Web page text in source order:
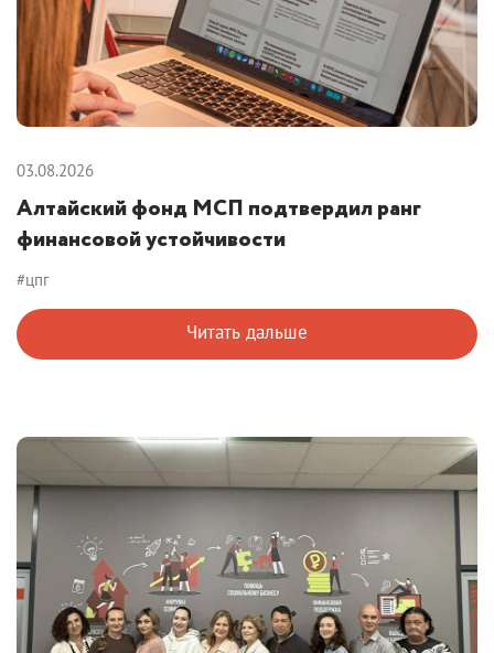
03.08.2026
Алтайский фонд МСП подтвердил ранг
финансовой устойчивости
#цпг
Читать дальше